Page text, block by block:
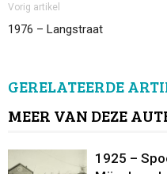
Vorig artikel
1976 – Langstraat
GERELATEERDE
MEER VAN DEZE
1925 –